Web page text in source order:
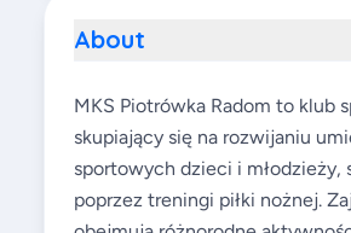
About
MKS Piotrówka Radom to klub
skupiający się na rozwijaniu
sportowych dzieci i młodzieży,
poprzez treningi piłki nożnej.